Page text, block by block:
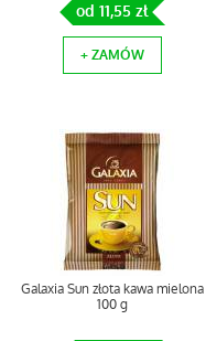
od 11,55 zł
+ ZAMÓW
Galaxia Sun złota kawa mielona
100 g